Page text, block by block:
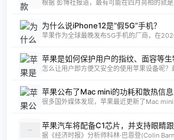
根据 彭博社报道，最有可能在四月亮相的就是
为什么说iPhone12是“假5G”手机？
苹果作为全球最晚发布5G手机的厂商，在
苹果是如何保护用户的指纹、面容等生
怎么让用户即方便又安全的使用苹果设备呢？
苹果公布了Mac mini的功耗和散热信
很多国外媒体发现，苹果最近更新了Mac
苹果汽车将配备C1芯片，并支持眼睛
据《经济时报》分析师科林·巴恩登(Colin